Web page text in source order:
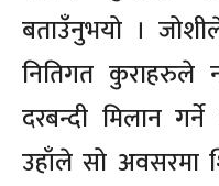
बताउँनुभयो ।
नितिगत कुराहरुले
दरबन्दी मिलान गर्ने
उहाँले सो अवसरमा